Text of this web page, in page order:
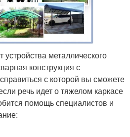
металлического
конструкция с
с которой вы сможете
речь идет о тяжелом каркасе
помощь специалистов и